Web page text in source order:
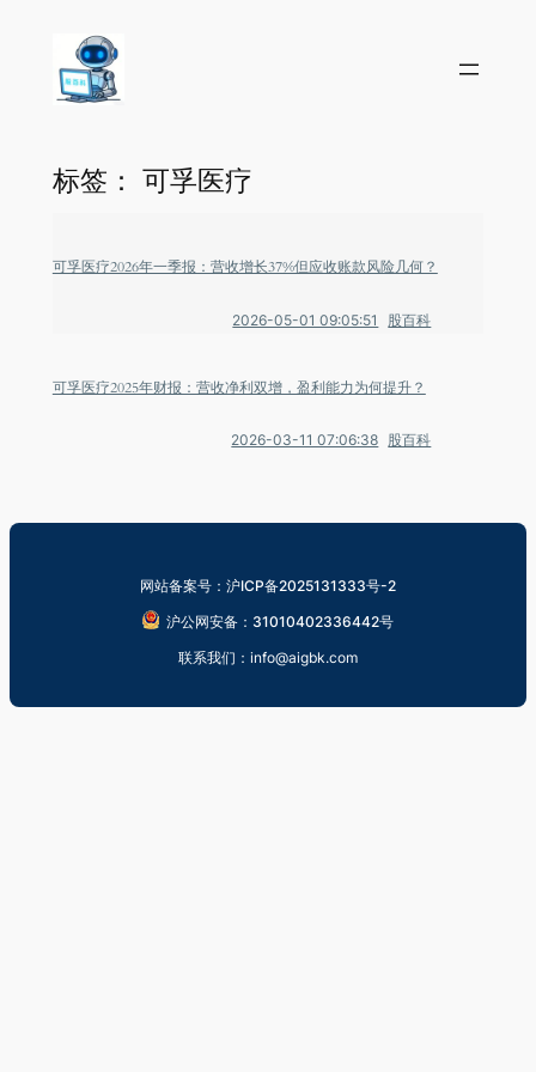
标签： 可孚医疗
可孚医疗2026年一季报：营收增长37%但应收账款风险几何？
2026-05-01 09:05:51 股百科
可孚医疗2025年财报：营收净利双增，盈利能力为何提升？
2026-03-11 07:06:38 股百科
网站备案号：沪ICP备2025131333号-2
沪公网安备：31010402336442号
联系我们：info@aigbk.com